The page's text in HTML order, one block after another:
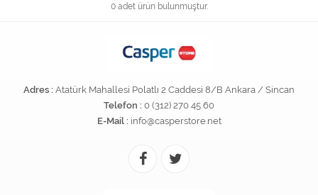
0 adet ürün bulunmuştur.
Adres : Atatürk Mahallesi Polatlı 2 Caddesi 8/B Ankara / Sincan
Telefon : 0 (312) 270 45 60
E-Mail : info@casperstore.net